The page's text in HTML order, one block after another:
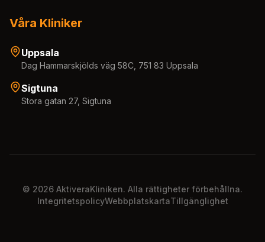
Våra Kliniker
Uppsala
Dag Hammarskjölds väg 58C, 751 83 Uppsala
Sigtuna
Stora gatan 27, Sigtuna
© 2026 AktiveraKliniken. Alla rättigheter förbehållna.
IntegritetspolicyWebbplatskartaTillgänglighet